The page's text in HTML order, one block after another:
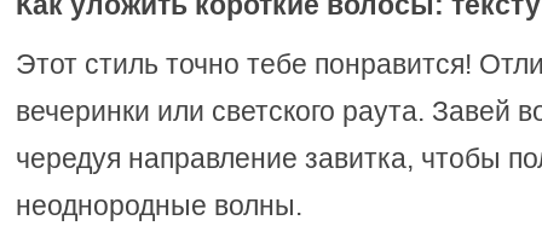
Этот стиль точно тебе понравится!
вечеринки или светского раута. Завей
чередуя направление завитка, чтобы
неоднородные волны.